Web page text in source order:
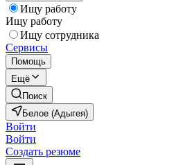
Ищу работу
Ищу работу
Ищу сотрудника
Сервисы
Помощь
Ещё
Поиск
Белое (Адыгея)
Войти
Войти
Создать резюме